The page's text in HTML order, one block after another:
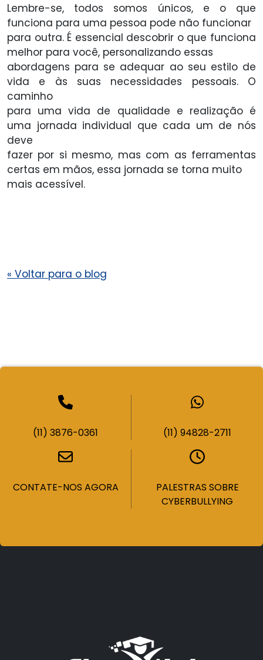
Lembre-se, todos somos únicos, e o que
funciona para uma pessoa pode não funcionar
para outra. É essencial descobrir o que funciona
melhor para você, personalizando essas
abordagens para se adequar ao seu estilo de
vida e às suas necessidades pessoais. O
caminho
para uma vida de qualidade e realização é
uma jornada individual que cada um de nós
deve
fazer por si mesmo, mas com as ferramentas
certas em mãos, essa jornada se torna muito
mais acessível.
« Voltar para o blog
(11) 3876-0361 (11) 94828-2711
CONTATE-NOS AGORA
PALESTRAS SOBRE
CYBERBULLYING